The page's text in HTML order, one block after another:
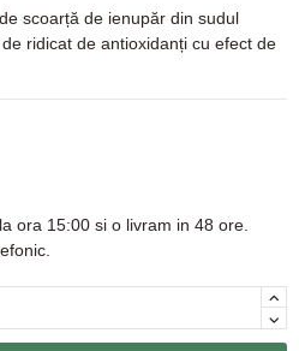
scoarță de ienupăr din sudul
ridicat de antioxidanți cu efect de
ora 15:00 si o livram in 48 ore.